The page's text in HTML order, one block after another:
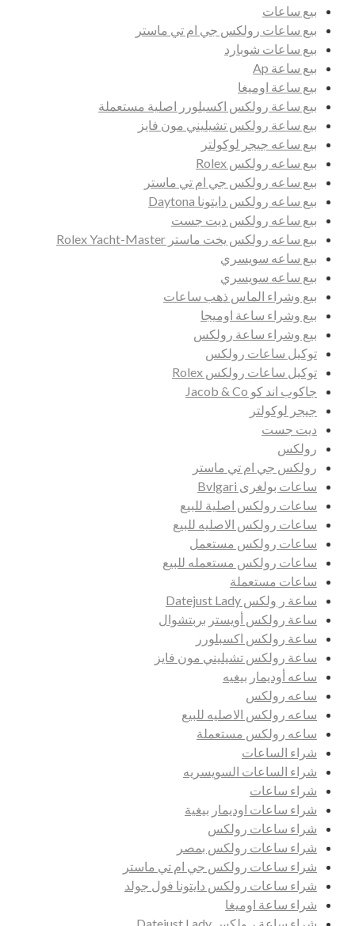
بيع ساعات
بيع ساعات رولكس جي ام تي ماستر
بيع ساعات شوبارد
بيع ساعة Ap
بيع ساعة اوميغا
بيع ساعة رولكس اكسبلورر اصلية مستعملة
بيع ساعة رولكس تشيليني مون فايز
بيع ساعه جيجر لوكولتر
بيع ساعه رولكس Rolex
بيع ساعه رولكس جي ام تي ماستر
بيع ساعه رولكس دايتونا Daytona
بيع ساعه رولكس ديت جست
بيع ساعه رولكس يخت ماستر Rolex Yacht-Master
بيع ساعه سويسري
بيع ساعه سويسري
بيع وشراء الماس ذهب ساعات
بيع وشراء ساعة اوميجا
بيع وشراء ساعة رولكس
توكيل ساعات رولكس
توكيل ساعات رولكس Rolex
جاكوب اند كو Jacob & Co
جيجر لوكولتر
ديت جست
رولكس
رولكس جي ام تي ماستر
ساعات بولغرى Bvlgari
ساعات رولكس اصلية للبيع
ساعات رولكس الاصليه للبيع
ساعات رولكس مستعمل
ساعات رولكس مستعمله للبيع
ساعات مستعملة
ساعة ر ولكس Datejust Lady
ساعة رولكس أويستر بربتشوال
ساعة رولكس اكسبلورر
ساعة رولكس تشيليني مون فايز
ساعه أوديمار بيغيه
ساعه رولكس
ساعه رولكس الاصليه للبيع
ساعه رولكس مستعملة
شراء الساعات
شراء الساعات السويسريه
شراء ساعات
شراء ساعات اوديمار بيغية
شراء ساعات رولكس
شراء ساعات رولكس بمصر
شراء ساعات رولكس جي ام تي ماستر
شراء ساعات رولكس دايتونا فول جولد
شراء ساعة اوميغا
شراء ساعة ر ولكس Datejust Lady